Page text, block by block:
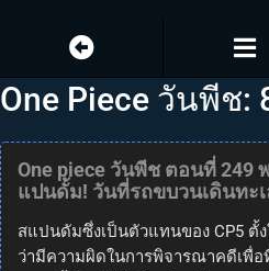
One Piece วันพีช:
One piece วันพีช ตอนที่ 249
แปนดั้ม! วันที่รถขบวนเดินทะ
สแปนดัมซึ่งเป็นตัวแทนของ CP5 ตั้
ว่ามีความผิดในการพิจารณาคดีเพื่